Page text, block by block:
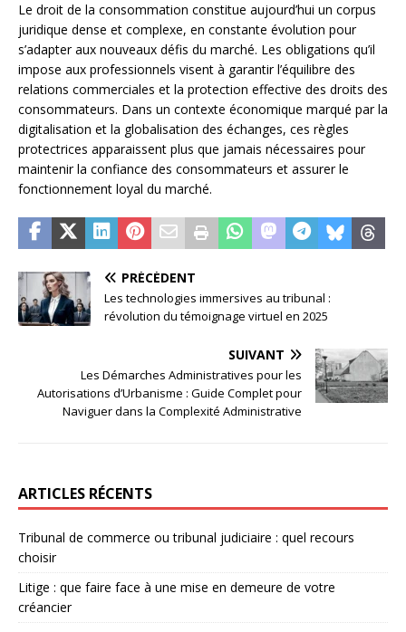
Le droit de la consommation constitue aujourd’hui un corpus
juridique dense et complexe, en constante évolution pour
s’adapter aux nouveaux défis du marché. Les obligations qu’il
impose aux professionnels visent à garantir l’équilibre des
relations commerciales et la protection effective des droits des
consommateurs. Dans un contexte économique marqué par la
digitalisation et la globalisation des échanges, ces règles
protectrices apparaissent plus que jamais nécessaires pour
maintenir la confiance des consommateurs et assurer le
fonctionnement loyal du marché.
PRÉCÉDENT
Les technologies immersives au tribunal :
révolution du témoignage virtuel en 2025
SUIVANT
Les Démarches Administratives pour les
Autorisations d’Urbanisme : Guide Complet pour
Naviguer dans la Complexité Administrative
ARTICLES RÉCENTS
Tribunal de commerce ou tribunal judiciaire : quel recours
choisir
Litige : que faire face à une mise en demeure de votre
créancier